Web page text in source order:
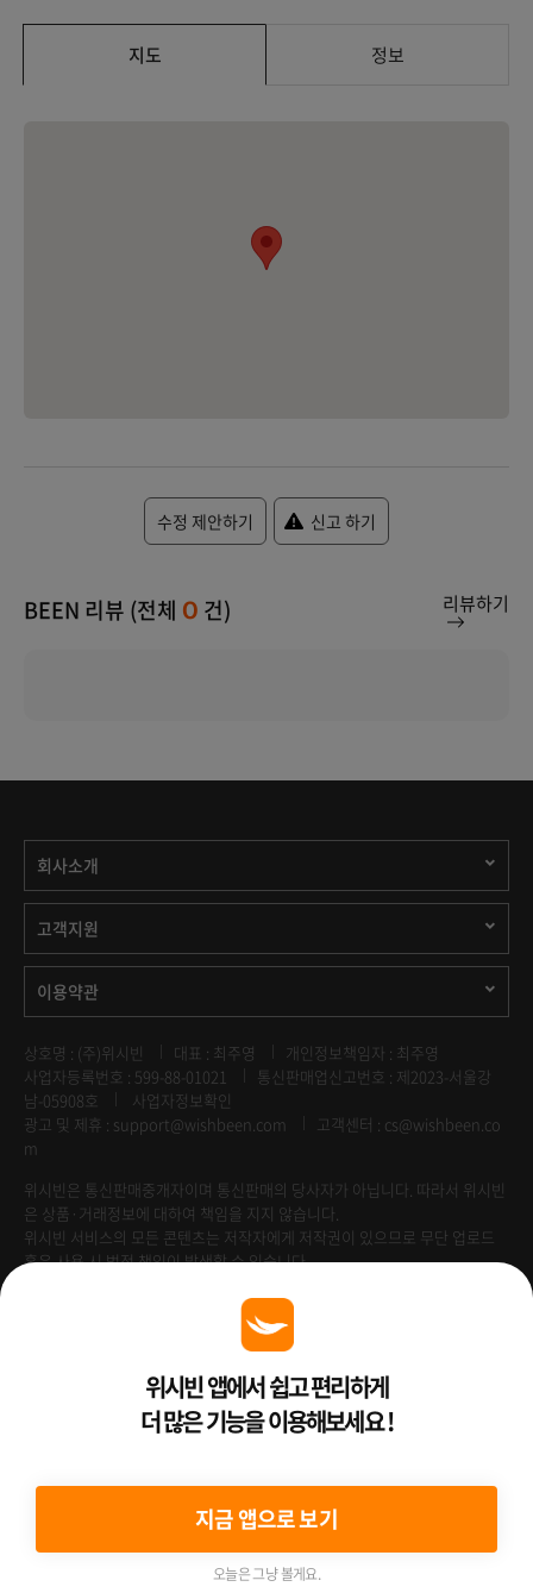
지도 정보
수정 제안하기 신고 하기
BEEN 리뷰 (전체 0 건) 리뷰하기
회사소개
고객지원
이용약관
상호명 : (주)위시빈 대표 : 최주영
개인정보책임자 : 최주영
사업자등록번호 : 599-88-01021
통신판매업신고번호 : 제2023-서울강
남-05908호
사업자정보확인
광고 및 제휴 : support@wishbeen.com
고객센터 : cs@wishbeen.co
m
위시빈은 통신판매중개자이며 통신판매의 당사자가 아닙니다. 따라서 위시빈
은 상품·거래정보에 대하여 책임을 지지 않습니다.
위시빈 서비스의 모든 콘텐츠는 저작자에게 저작권이 있으므로 무단 업로드
혹은 사용 시 법적 책임이 발생할 수 있습니다.
Venture Enterprise위시빈 앱에서 쉽고 편리하게
더 많은 기능을 이용해보세요 !
지금 앱으로 보기
오늘은 그냥 볼게요.